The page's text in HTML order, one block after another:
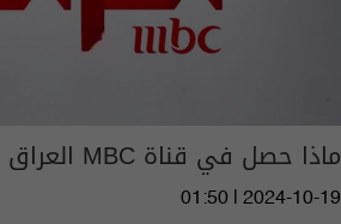
ماذا حصل في قناة MBC العراق فجر اليوم؟
01:50 | 2024-10-19